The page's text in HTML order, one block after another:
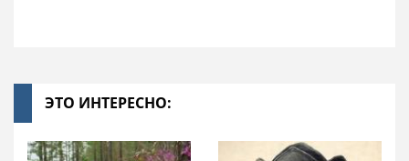
ЭТО ИНТЕРЕСНО: